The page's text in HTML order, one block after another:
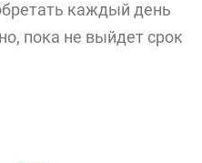
каждый день
пока не выйдет срок